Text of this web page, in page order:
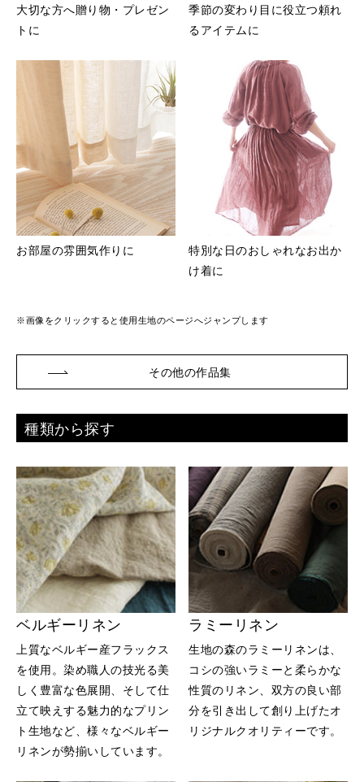
大切な方へ贈り物・プレゼン
トに
季節の変わり目に役立つ頼れ
るアイテムに
お部屋の雰囲気作りに
特別な日のおしゃれなお出か
け着に
※画像をクリックすると使用生地のページへジャンプします
その他の作品集
種類から探す
ベルギーリネン
上質なベルギー産フラックス
を使用。染め職人の技光る美
しく豊富な色展開、そして仕
立て映えする魅力的なプリン
ト生地など、様々なベルギー
リネンが勢揃いしています。
ラミーリネン
生地の森のラミーリネンは、
コシの強いラミーと柔らかな
性質のリネン、双方の良い部
分を引き出して創り上げたオ
リジナルクオリティーです。